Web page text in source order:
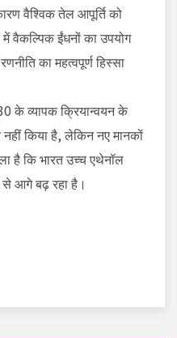
वैश्विक तेल आपूर्ति को
वैकल्पिक ईंधनों का उपयोग
का महत्वपूर्ण हिस्सा
के व्यापक क्रियान्वयन के
किया है, लेकिन नए मानकों
है कि भारत उच्च एथेनॉल
से आगे बढ़ रहा है।